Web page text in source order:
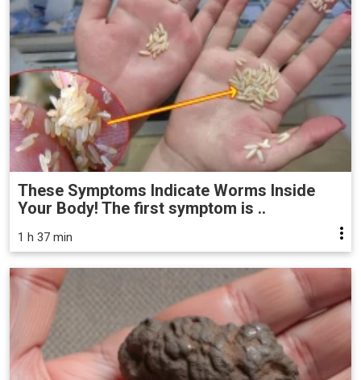
These Symptoms Indicate Worms Inside
Your Body! The first symptom is ..
1 h 37 min